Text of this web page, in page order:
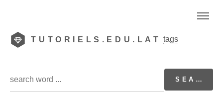
TUTORIELS.EDU.LAT tags